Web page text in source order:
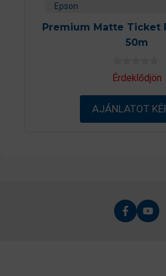
Epson
Premium Matte Ticket
50m
0
a
-
ő
Érdeklődjön
AJÁNLATOT